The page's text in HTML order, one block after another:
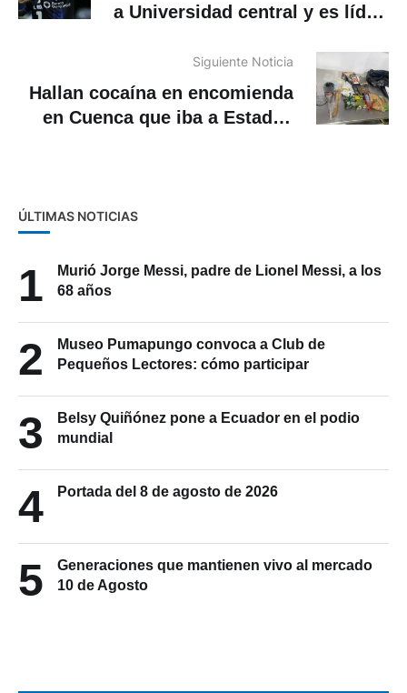
a Universidad central y es líder
Siguiente Noticia
Hallan cocaína en encomienda
en Cuenca que iba a Estados
ÚLTIMAS NOTICIAS
1
Murió Jorge Messi, padre de Lionel Messi, a los
68 años
2
Museo Pumapungo convoca a Club de
Pequeños Lectores: cómo participar
3
Belsy Quiñónez pone a Ecuador en el podio
mundial
4 Portada del 8 de agosto de 2026
5
Generaciones que mantienen vivo al mercado
10 de Agosto